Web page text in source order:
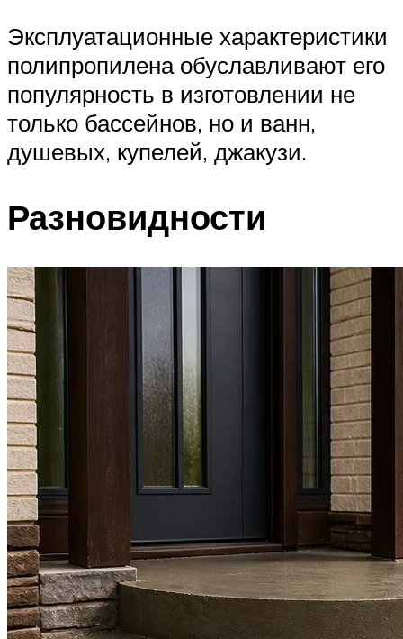
Эксплуатационные характеристики
полипропилена обуславливают его
популярность в изготовлении не
только бассейнов, но и ванн,
душевых, купелей, джакузи.
Разновидности